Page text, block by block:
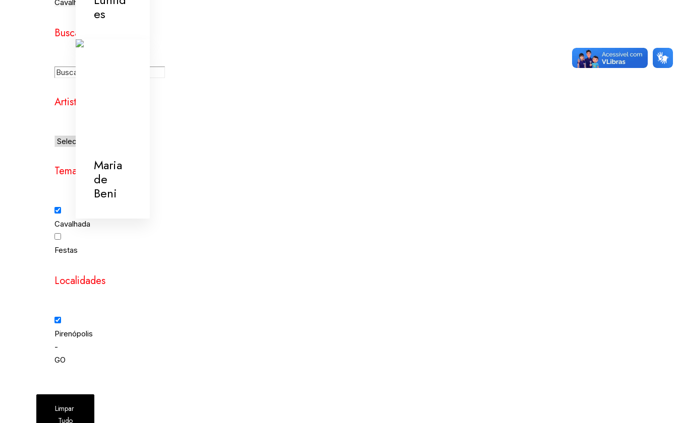
Cavalhada
Busca
Artistas
Temas
Cavalhada
Festas
Localidades
Pirenópolis
-
GO
Limpar
Tudo
es
Maria
de
Beni